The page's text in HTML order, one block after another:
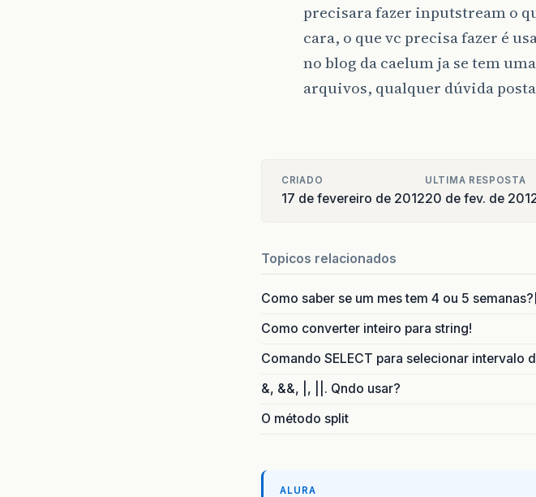
precisara fazer inputstream o
cara, o que vc precisa fazer é
no blog da caelum ja se tem
arquivos, qualquer dúvida
CRIADO
17 de fevereiro de 2012
ULTIMA RESPOSTA
20 de fev. de
Topicos relacionados
Como saber se um mes tem 4 ou 5
Como converter inteiro para string!
Comando SELECT para selecionar intervalo
&, &&, |, ||. Qndo usar?
O método split
ALURA